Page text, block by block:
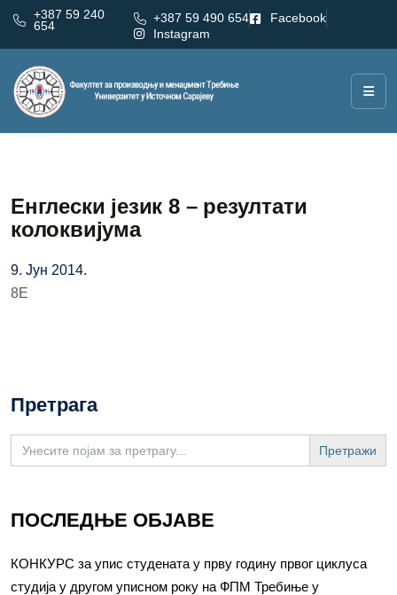
+387 59 240
654
+387 59 490 654
Facebook
Instagram
Енглески језик 8 – резултати
колоквијума
9. Јун 2014.
8Е
Претрага
Search
for:
ПОСЛЕДЊЕ ОБЈАВЕ
КОНКУРС за упис студената у прву годину првог циклуса
студија у другом уписном року на ФПМ Требиње у